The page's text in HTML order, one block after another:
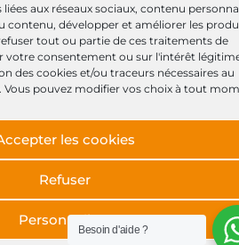
aux réseaux sociaux, contenu
contenu, développer et améliorer les
tout ou partie de ces traitements de
votre consentement ou sur l'intérêt
des cookies et/ou traceurs nécessaires au
pouvez modifier vos choix à tout
les cookies
Refuser
Personnaliser
Besoin d'aide ?